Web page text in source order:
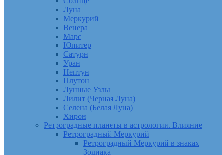
Луна
Меркурий
Венера
Марс
Юпитер
Сатурн
Уран
Нептун
Плутон
Лунные Узлы
Лилит (Черная Луна)
Селена (Белая Луна)
Хирон
Ретроградные планеты в астрологии. Влияние
Ретроградный Меркурий
Ретроградный Меркурий в знаках
Зодиака